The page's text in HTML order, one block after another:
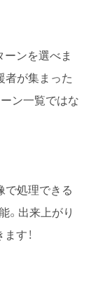
ーンを選べま
が集まった
ン一覧ではな
で処理できる
。出来上がり
す！